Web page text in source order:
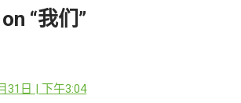
“我们”
31日 | 下午3:04